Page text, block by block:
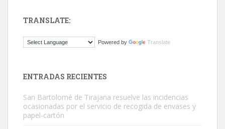
El ayuntamiento se va a llevar a Los Gatos callejeros de la zona los
TRANSLATE:
Powered by Translate
ENTRADAS RECIENTES
San Bartolomé de Tirajana resuelve las incidencias
ocasionadas por el servicio de recogida de envases y
papel-cartón